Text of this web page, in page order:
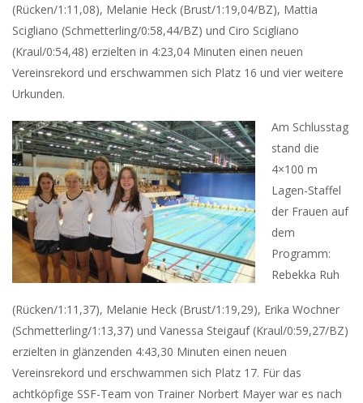
(Rücken/1:11,08), Melanie Heck (Brust/1:19,04/BZ), Mattia
Scigliano (Schmetterling/0:58,44/BZ) und Ciro Scigliano
(Kraul/0:54,48) erzielten in 4:23,04 Minuten einen neuen
Vereinsrekord und erschwammen sich Platz 16 und vier weitere
Urkunden.
Am Schlusstag
stand die
4×100 m
Lagen-Staffel
der Frauen auf
dem
Programm:
Rebekka Ruh
(Rücken/1:11,37), Melanie Heck (Brust/1:19,29), Erika Wochner
(Schmetterling/1:13,37) und Vanessa Steigauf (Kraul/0:59,27/BZ)
erzielten in glänzenden 4:43,30 Minuten einen neuen
Vereinsrekord und erschwammen sich Platz 17. Für das
achtköpfige SSF-Team von Trainer Norbert Mayer war es nach